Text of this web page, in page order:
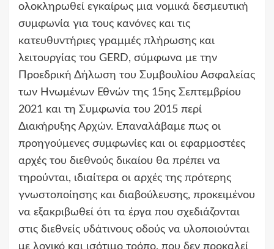
ολοκληρωθεί εγκαίρως μια νομικά δεσμευτική
συμφωνία για τους κανόνες και τις
κατευθυντήριες γραμμές πλήρωσης και
λειτουργίας του GERD, σύμφωνα με την
Προεδρική Δήλωση του Συμβουλίου Ασφαλείας
των Ηνωμένων Εθνών της 15ης Σεπτεμβρίου
2021 και τη Συμφωνία του 2015 περί
Διακήρυξης Αρχών. Επαναλάβαμε πως οι
προηγούμενες συμφωνίες και οι εφαρμοστέες
αρχές του διεθνούς δικαίου θα πρέπει να
τηρούνται, ιδιαίτερα οι αρχές της πρότερης
γνωστοποίησης και διαβούλευσης, προκειμένου
να εξακριβωθεί ότι τα έργα που σχεδιάζονται
στις διεθνείς υδάτινους οδούς να υλοποιούνται
με λογικό και ισότιμο τρόπο, που δεν προκαλεί